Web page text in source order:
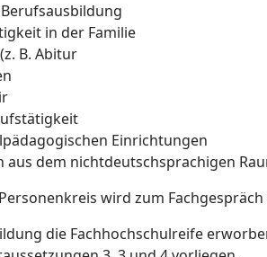
in der Familie
B. Abitur
Einrichtungen
aus dem nichtdeutschsprachigen
wird zum
die Fachhochschulreife